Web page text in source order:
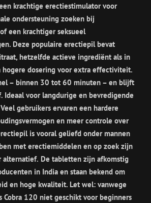
krachtige erectiestimulator voor
ondersteuning zoeken bij
een krachtiger seksueel
Deze populaire erectiepil bevat
hetzelfde actieve ingrediënt als in
hogere dosering voor extra effectiviteit.
– binnen 30 tot 60 minuten – en blijft
voor langdurige en bevredigende
gebruikers ervaren een hardere
en meer controle over
is vooral geliefd onder mannen
met erectiemiddelen en op zoek zijn
alternatief. De tabletten zijn afkomstig
in India en staan bekend om
en hoge kwaliteit. Let wel: vanwege
Cobra 120 niet geschikt voor beginners